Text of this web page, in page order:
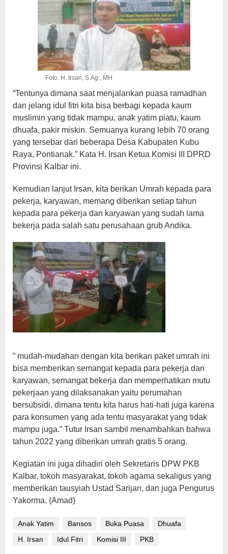
Foto: H. Irsan, S.Ag., MH
“Tentunya dimana saat menjalankan puasa ramadhan
dan jelang idul fitri kita bisa berbagi kepada kaum
muslimin yang tidak mampu, anak yatim piatu, kaum
dhuafa, pakir miskin. Semuanya kurang lebih 70 orang
yang tersebar dari beberapa Desa Kabupaten Kubu
Raya, Pontianak.” Kata H. Irsan Ketua Komisi III DPRD
Provinsi Kalbar ini.
Kemudian lanjut Irsan, kita berikan Umrah kepada para
pekerja, karyawan, memang diberikan setiap tahun
kepada para pekerja dan karyawan yang sudah lama
bekerja pada salah satu perusahaan grub Andika.
” mudah-mudahan dengan kita berikan paket umrah ini
bisa memberikan semangat kepada para pekerja dan
karyawan, semangat bekerja dan memperhatikan mutu
pekerjaan yang dilaksanakan yaitu perumahan
bersubsidi, dimana tentu kita harus hati-hati juga karena
para konsumen yang ada tentu masyarakat yang tidak
mampu juga.” Tutur Irsan sambil menambahkan bahwa
tahun 2022 yang diberikan umrah gratis 5 orang.
Kegiatan ini juga dihadiri oleh Sekretaris DPW PKB
Kalbar, tokoh masyarakat, tokoh agama sekaligus yang
memberikan tausyiah Ustad Sarijan, dan juga Pengurus
Yakorma. (Amad)
Anak Yatim Bansos Buka Puasa
Dhuafa
H. Irsan
Idul Fitri Komisi III PKB